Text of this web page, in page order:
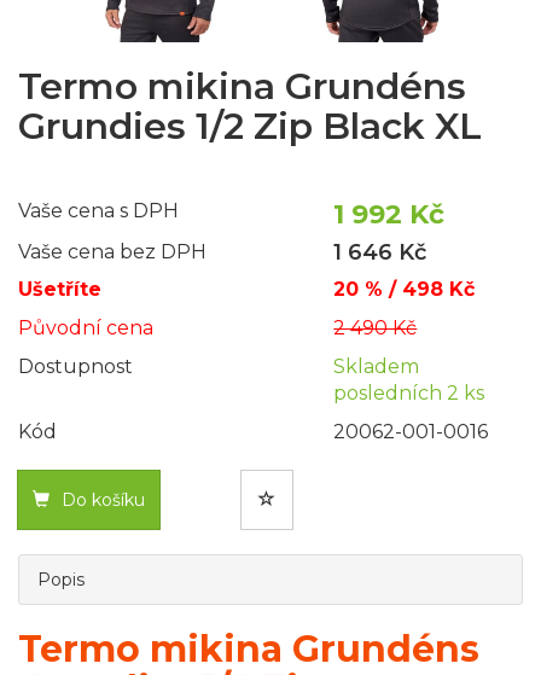
Termo mikina Grundéns
Grundies 1/2 Zip Black XL
Vaše cena s DPH 1 992 Kč
Vaše cena bez DPH 1 646 Kč
Ušetříte
20 % / 498 Kč
Původní cena
2 490 Kč
Dostupnost
Skladem
posledních 2 ks
Kód
20062-001-0016
Do košíku
Popis
Termo mikina Grundéns